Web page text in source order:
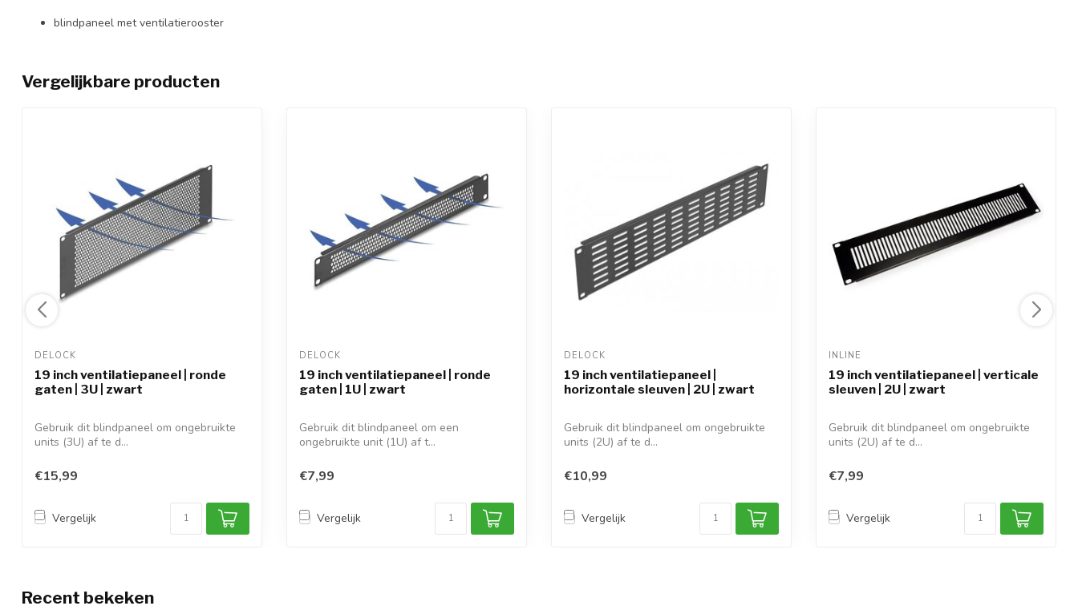
blindpaneel met ventilatierooster
Vergelijkbare producten
DELOCK
19 inch ventilatiepaneel | ronde
gaten | 3U | zwart
Gebruik dit blindpaneel om ongebruikte
units (3U) af te d...
€15,99
Vergelijk
DELOCK
19 inch ventilatiepaneel | ronde
gaten | 1U | zwart
Gebruik dit blindpaneel om een
ongebruikte unit (1U) af t...
€7,99
Vergelijk
DELOCK
19 inch ventilatiepaneel |
horizontale sleuven | 2U | zwart
Gebruik dit blindpaneel om ongebruikte
units (2U) af te d...
€10,99
Vergelijk
INLINE
19 inch ventilatiepaneel | verticale
sleuven | 2U | zwart
Gebruik dit blindpaneel om ongebruikte
units (2U) af te d...
€7,99
Vergelijk
Recent bekeken